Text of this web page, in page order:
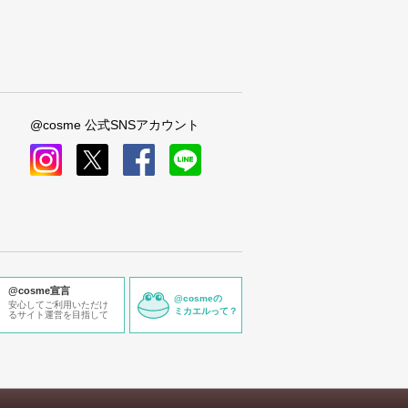
@cosme 公式SNSアカウント
@cosme宣言
安心してご利用いただけ
るサイト運営を目指して
@cosmeの
ミカエルって？